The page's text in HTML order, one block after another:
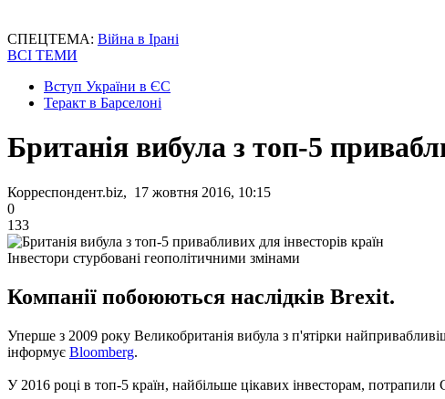
СПЕЦТЕМА: Війна в Ірані
ВСІ ТЕМИ
Вступ України в ЄС
Теракт в Барселоні
Британія вибула з топ-5
Корреспондент.biz, 17 жовтня 2016, 10:15
0
133
Інвестори стурбовані геополітичними змінами
Компанії побоюються наслідків Brexit.
Уперше з 2009 року Великобританія вибула з п'ятірки
інформує Bloomberg.
У 2016 році в топ-5 країн, найбільше цікавих інвесторам,